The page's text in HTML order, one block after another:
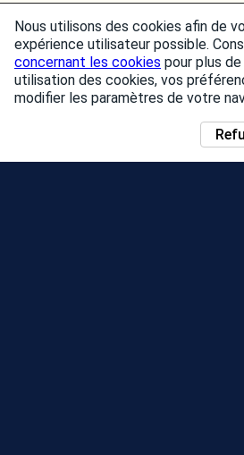
Nous utilisons des cookies afin de
expérience utilisateur possible.
concernant les cookies pour plus
utilisation des cookies, vos
modifier les paramètres de votre